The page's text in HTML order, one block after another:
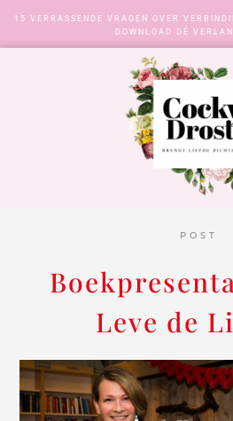
15 VERRASSENDE VRAGEN OVER
DOWNLOAD DÉ
POST
Leve de